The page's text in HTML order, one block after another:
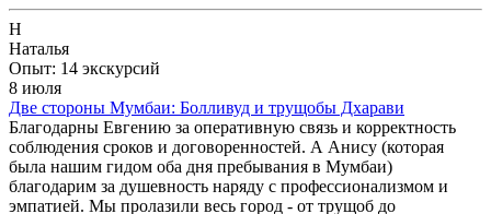
Н
Наталья
Опыт: 14 экскурсий
8 июля
Две стороны Мумбаи: Болливуд и трущобы Дхарави
Благодарны Евгению за оперативную связь и корректность
соблюдения сроков и договоренностей. А Анису (которая
была нашим гидом оба дня пребывания в Мумбаи)
благодарим за душевность наряду с профессионализмом и
эмпатией. Мы пролазили весь город - от трущоб до